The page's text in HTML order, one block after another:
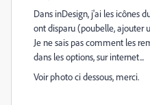
Dans inDesign, j'ai les icônes
ont disparu (poubelle, ajouter
Je ne sais pas comment les
dans les options, sur internet...
Voir photo ci dessous, merci.